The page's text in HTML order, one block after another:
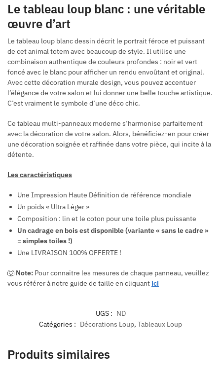
Le tableau loup blanc : une véritable
œuvre d’art
Le tableau loup blanc dessin décrit le portrait féroce et puissant
de cet animal totem avec beaucoup de style. Il utilise une
combinaison authentique de couleurs profondes : noir et vert
foncé avec le blanc pour afficher un rendu envoûtant et original.
Avec cette décoration murale design, vous pouvez accentuer
l’élégance de votre salon et lui donner une belle touche artistique.
C’est vraiment le symbole d’une déco chic.
Ce tableau multi-panneaux moderne s’harmonise parfaitement
avec la décoration de votre salon. Alors, bénéficiez-en pour créer
une décoration soignée et raffinée dans votre pièce, qui incite à la
détente.
Les caractéristiques
Une Impression Haute Définition de référence mondiale
Un poids « Ultra Léger »
Composition : lin et le coton pour une toile plus puissante
Un cadrage en bois est disponible (variante « sans le cadre »
= simples toiles !)
Une LIVRAISON 100% OFFERTE !
🐺 Note: Pour connaitre les mesures de chaque panneau, veuillez
vous référer à notre guide de taille en cliquant ici
UGS : ND
Catégories : Décorations Loup, Tableaux Loup
Produits similaires